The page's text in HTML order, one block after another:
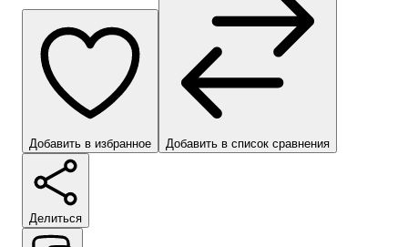
Добавить в избранное Добавить в список сравнения
Делиться